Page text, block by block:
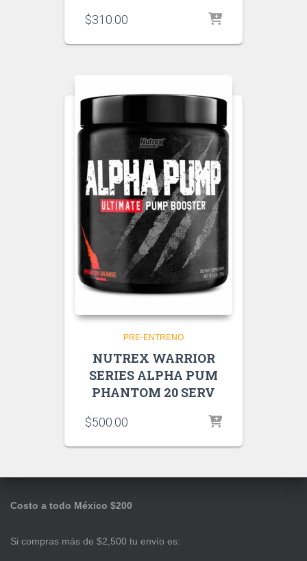
$310.00
PRE-ENTRENO
NUTREX WARRIOR
SERIES ALPHA PUM
PHANTOM 20 SERV
$500.00
Costo a todo México $200
Si compras más de $2,500 tu envío es: